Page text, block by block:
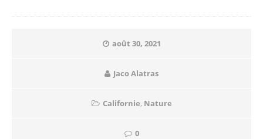
août 30, 2021
Jaco Alatras
Californie, Nature
0